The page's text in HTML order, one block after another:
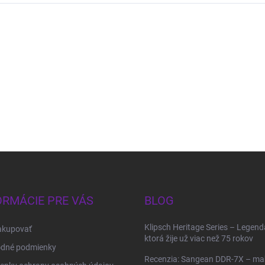
PRE VÁS
podmienky
BLOG
Klipsch Heritage Series –
ktorá žije už viac než 75 rokov
Recenzia: Sangean DDR-7X –